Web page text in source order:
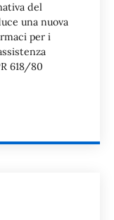
del
una nuova
per i
618/80